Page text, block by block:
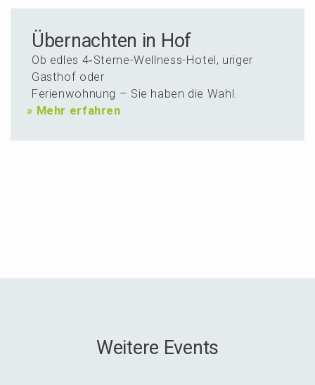
Über­nachten in Hof
Ob edles 4‑Ster­ne-Wellness-Hotel, uriger
Gasthof oder
Ferien­woh­nung – Sie haben die Wahl.
» Mehr erfahren
Weitere Events